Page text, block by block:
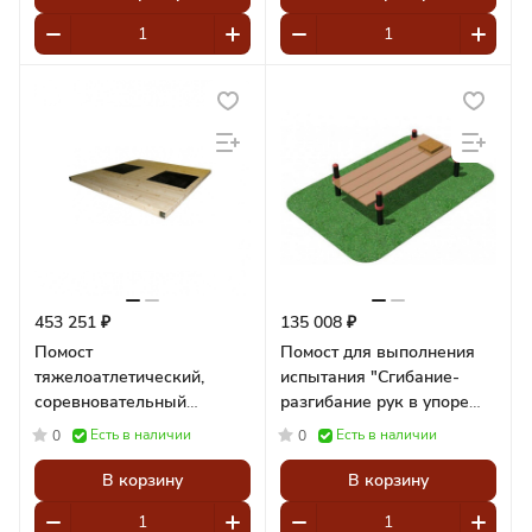
453 251 ₽
Помост
тяжелоатлетический,
соревновательный
400х400х12 см,
см Pioner A12121
0 Есть в наличии
В корзину
135 008 ₽
Помост для выполнения
испытания "Сгибание-
разгибание рук в упоре
лежа на полу" с
Pioner A12335
0 Есть в наличии
В корзину